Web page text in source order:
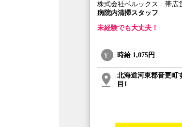
株式会社ベルックス 帯広
病院内清掃スタッフ
未経験でも大丈夫！
時給 1,075円
北海道河東郡音更町
目1